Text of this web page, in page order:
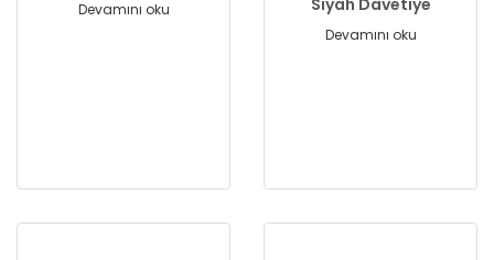
Devamını oku
Siyah Davetiye
Devamını oku